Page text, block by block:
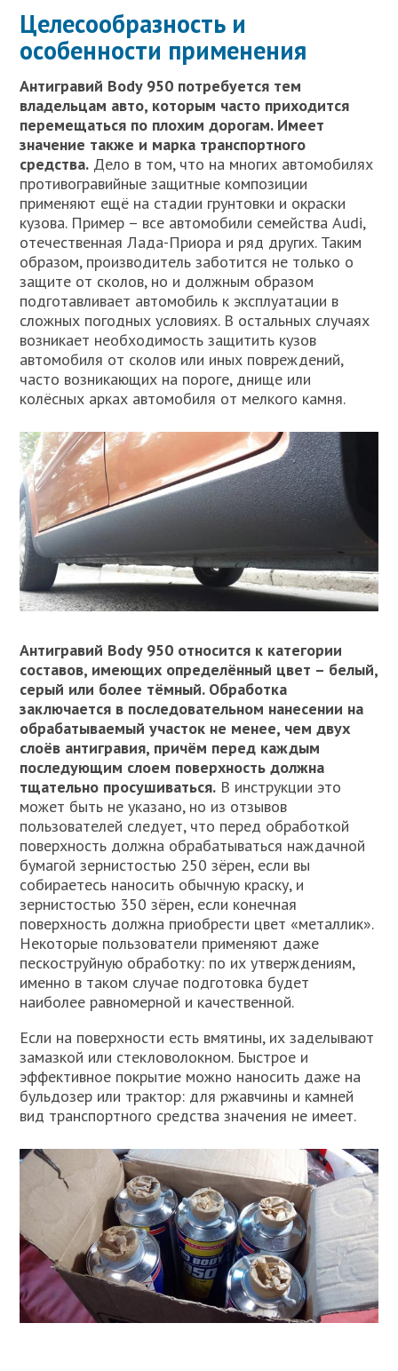
Целесообразность и
особенности применения
Антигравий Body 950 потребуется тем
владельцам авто, которым часто приходится
перемещаться по плохим дорогам. Имеет
значение также и марка транспортного
средства. Дело в том, что на многих автомобилях
противогравийные защитные композиции
применяют ещё на стадии грунтовки и окраски
кузова. Пример – все автомобили семейства Audi,
отечественная Лада-Приора и ряд других. Таким
образом, производитель заботится не только о
защите от сколов, но и должным образом
подготавливает автомобиль к эксплуатации в
сложных погодных условиях. В остальных случаях
возникает необходимость защитить кузов
автомобиля от сколов или иных повреждений,
часто возникающих на пороге, днище или
колёсных арках автомобиля от мелкого камня.
Антигравий Body 950 относится к категории
составов, имеющих определённый цвет – белый,
серый или более тёмный. Обработка
заключается в последовательном нанесении на
обрабатываемый участок не менее, чем двух
слоёв антигравия, причём перед каждым
последующим слоем поверхность должна
тщательно просушиваться. В инструкции это
может быть не указано, но из отзывов
пользователей следует, что перед обработкой
поверхность должна обрабатываться наждачной
бумагой зернистостью 250 зёрен, если вы
собираетесь наносить обычную краску, и
зернистостью 350 зёрен, если конечная
поверхность должна приобрести цвет «металлик».
Некоторые пользователи применяют даже
пескоструйную обработку: по их утверждениям,
именно в таком случае подготовка будет
наиболее равномерной и качественной.
Если на поверхности есть вмятины, их заделывают
замазкой или стекловолокном. Быстрое и
эффективное покрытие можно наносить даже на
бульдозер или трактор: для ржавчины и камней
вид транспортного средства значения не имеет.